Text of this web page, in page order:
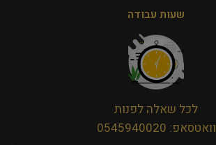
שעות עבודה
לכל שאלה לפנות
וואטסאפ: 0545940020